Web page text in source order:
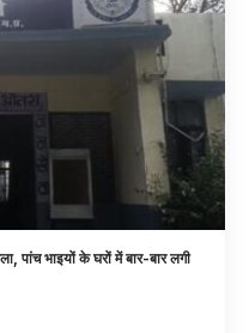
पांच भाइयों के घरों में बार-बार लगी